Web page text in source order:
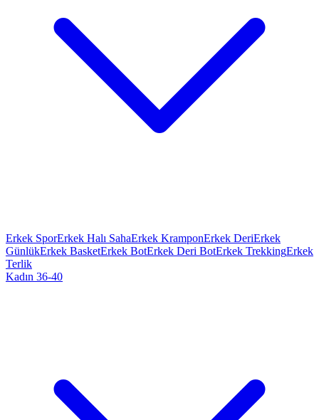
Erkek SporErkek Halı SahaErkek KramponErkek DeriErkek
GünlükErkek BasketErkek BotErkek Deri BotErkek TrekkingErkek
Terlik
Kadın 36-40